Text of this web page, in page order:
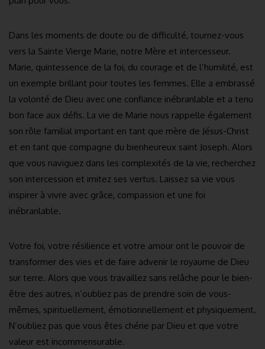
Dans les moments de doute ou de difficulté, tournez-vous
vers la Sainte Vierge Marie, notre Mère et intercesseur.
Marie, quintessence de la foi, du courage et de l’humilité, est
un exemple brillant pour toutes les femmes. Elle a embrassé
la volonté de Dieu avec une confiance inébranlable et a tenu
bon face aux défis. La vie de Marie nous rappelle également
son rôle familial important en tant que mère de Jésus-Christ
et en tant que compagne du bienheureux saint Joseph. Alors
que vous naviguez dans les complexités de la vie, recherchez
son intercession et imitez ses vertus. Laissez sa vie vous
inspirer à vivre avec grâce, compassion et une foi
inébranlable.
Votre foi, votre résilience et votre amour ont le pouvoir de
transformer des vies et de faire advenir le royaume de Dieu
sur terre. Alors que vous travaillez sans relâche pour le bien-
être des autres, n’oubliez pas de prendre soin de vous-
mêmes, spirituellement, émotionnellement et physiquement.
N’oubliez pas que vous êtes chérie par Dieu et que votre
valeur est incommensurable.